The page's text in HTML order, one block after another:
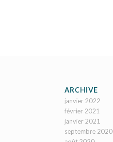
ARCHIVE
janvier 2022
février 2021
janvier 2021
septembre 2020